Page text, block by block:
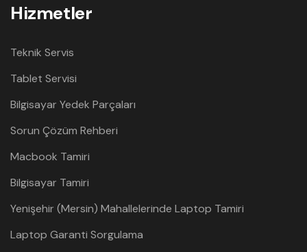
Hizmetler
Teknik Servis
Tablet Servisi
Bilgisayar Yedek Parçaları
Sorun Çözüm Rehberi
Macbook Tamiri
Bilgisayar Tamiri
Yenişehir (Mersin) Mahallelerinde Laptop Tamiri
Laptop Garanti Sorgulama